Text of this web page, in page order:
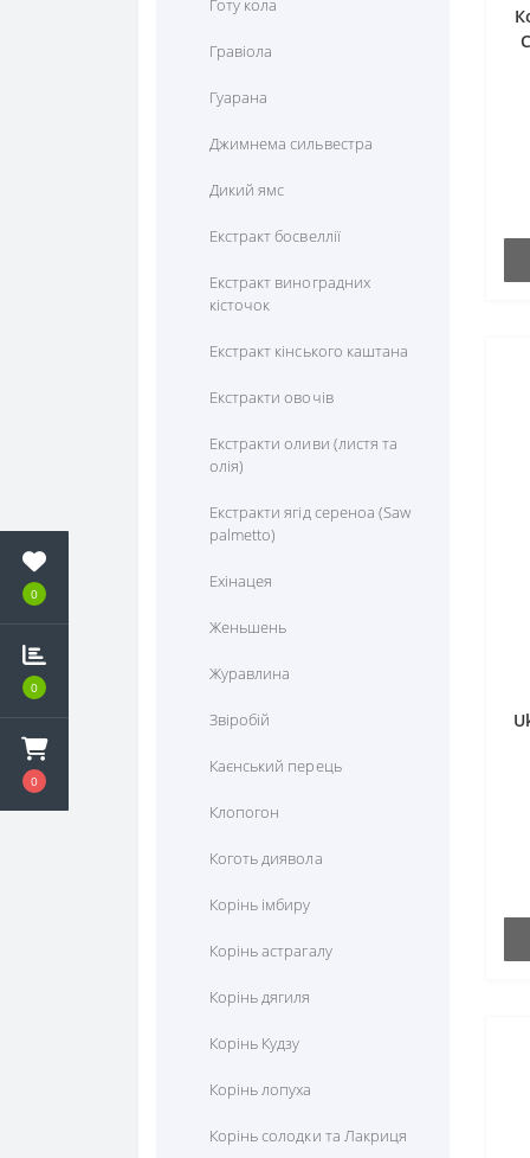
0
0
0
Цитрулін
головного мозку
Для профілактики роботи
нирок
Для профілактики слуху
Знеболюючі
Кістки та суглоби
Готу кола
Гравіола
Гуарана
Джимнема сильвестра
Дикий ямс
Екстракт босвеллії
Екстракт виноградних
кісточок
Екстракт кінського каштана
Екстракти овочів
Екстракти оливи (листя та
олія)
Екстракти ягід сереноа (Saw
palmetto)
Ехінацея
Женьшень
Журавлина
Звіробій
Каєнський перець
Клопогон
Коготь диявола
Корінь імбиру
Корінь астрагалу
Корінь дягиля
Корінь Кудзу
Корінь лопуха
Корінь солодки та Лакриця